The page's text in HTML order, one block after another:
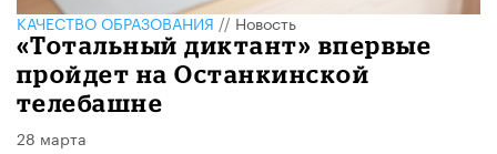
КАЧЕСТВО ОБРАЗОВАНИЯ//Новость
«Тотальный диктант» впервые
пройдет на Останкинской
телебашне
28 марта